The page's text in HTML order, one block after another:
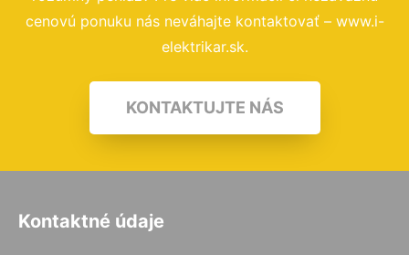
cenovú ponuku nás neváhajte kontaktovať – www.i-
elektrikar.sk.
KONTAKTUJTE NÁS
Kontaktné údaje